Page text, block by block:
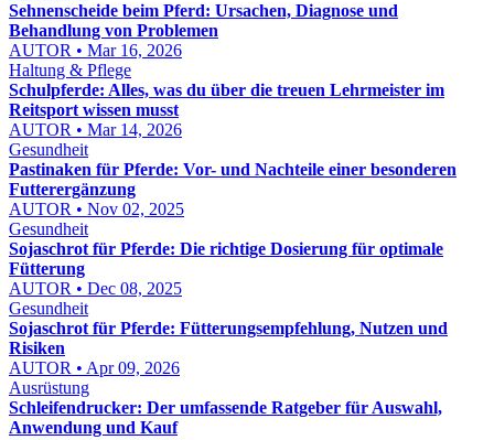
Sehnenscheide beim Pferd: Ursachen, Diagnose und
Behandlung von Problemen
AUTOR • Mar 16, 2026
Haltung & Pflege
Schulpferde: Alles, was du über die treuen Lehrmeister im
Reitsport wissen musst
AUTOR • Mar 14, 2026
Gesundheit
Pastinaken für Pferde: Vor- und Nachteile einer besonderen
Futterergänzung
AUTOR • Nov 02, 2025
Gesundheit
Sojaschrot für Pferde: Die richtige Dosierung für optimale
Fütterung
AUTOR • Dec 08, 2025
Gesundheit
Sojaschrot für Pferde: Fütterungsempfehlung, Nutzen und
Risiken
AUTOR • Apr 09, 2026
Ausrüstung
Schleifendrucker: Der umfassende Ratgeber für Auswahl,
Anwendung und Kauf